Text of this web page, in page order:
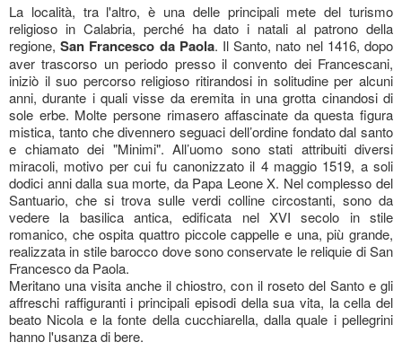
La località, tra l'altro, è una delle principali mete del turismo
religioso in Calabria, perché ha dato i natali al patrono della
regione,San Francesco da Paola. Il Santo, nato nel 1416, dopo
aver trascorso un periodo presso il convento dei Francescani,
iniziò il suo percorso religioso ritirandosi in solitudine per alcuni
anni, durante i quali visse da eremita in una grotta cinandosi di
sole erbe. Molte persone rimasero affascinate da questa figura
mistica, tanto che divennero seguaci dell’ordine fondato dal santo
e chiamato dei "Minimi". All’uomo sono stati attribuiti diversi
miracoli, motivo per cui fu canonizzato il 4 maggio 1519, a soli
dodici anni dalla sua morte, da Papa Leone X. Nel complesso del
Santuario, che si trova sulle verdi colline circostanti, sono da
vedere la basilica antica, edificata nel XVI secolo in stile
romanico, che ospita quattro piccole cappelle e una, più grande,
realizzata in stile barocco dove sono conservate le reliquie di San
Francesco da Paola.
Meritano una visita anche il chiostro, con il roseto del Santo e gli
affreschi raffiguranti i principali episodi della sua vita, la cella del
beato Nicola e la fonte della cucchiarella, dalla quale i pellegrini
hanno l'usanza di bere.